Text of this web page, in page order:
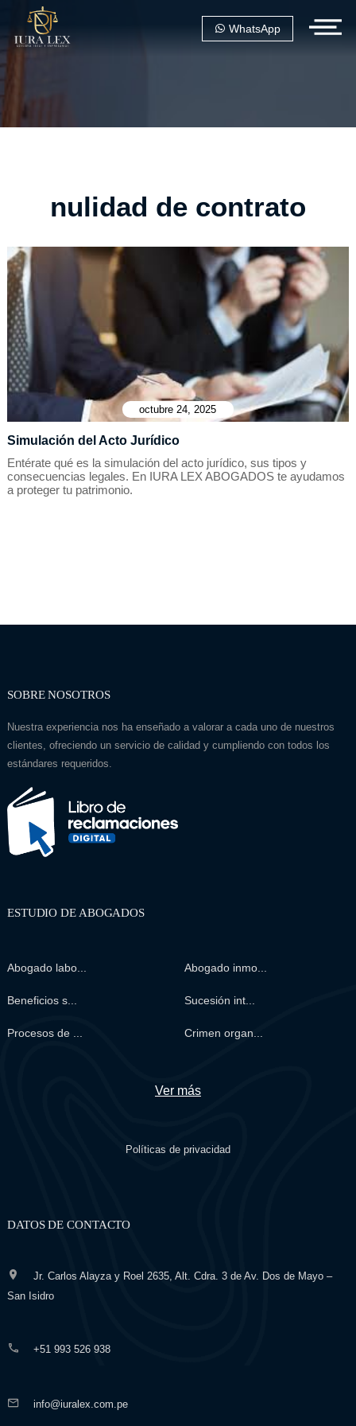
WhatsApp
nulidad de contrato
octubre 24, 2025
Simulación del Acto Jurídico
Entérate qué es la simulación del acto jurídico, sus tipos y
consecuencias legales. En IURA LEX ABOGADOS te ayudamos
a proteger tu patrimonio.
SOBRE NOSOTROS
Nuestra experiencia nos ha enseñado a valorar a cada uno de nuestros
clientes, ofreciendo un servicio de calidad y cumpliendo con todos los
estándares requeridos.
ESTUDIO DE ABOGADOS
Abogado labo... Abogado inmo...
Beneficios s... Sucesión int...
Procesos de ... Crimen organ...
Ver más
Políticas de privacidad
DATOS DE CONTACTO
Jr. Carlos Alayza y Roel 2635, Alt. Cdra. 3 de Av. Dos de Mayo –
San Isidro
+51 993 526 938
info@iuralex.com.pe